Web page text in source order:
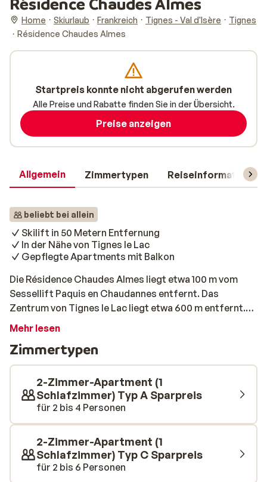
Home Skiurlaub Frankreich Tignes - Val d'Isère
Tignes
Résidence Chaudes Almes
Allgemein Zimmertypen Reiseinformationen
beliebt bei allein
Skilift in 50 Metern Entfernung
In der Nähe von Tignes le Lac
Gepflegte Apartments mit Balkon
Die Résidence Chaudes Almes liegt etwa 100 m vom
Sessellift Paquis en Chaudannes entfernt. Das
Zentrum von Tignes le Lac liegt etwa 600 m entfernt.
Die Résidence bietet verschiedene Arten von
2-Zimmer-Apartments für bis zu 8 Personen. Die
Apartments haben eine Gemeinsamkeit, dass sie alle
ordentlich eingerichtet und mit den notwendigen
Annehmlichkeiten wie einer ordentlichen Küchenzeile
ausgestattet sind.
Mehr lesen
Zimmertypen
2-Zimmer-Apartment (1
Schlafzimmer) Typ A Sparpreis
für 2 bis 4 Personen
2-Zimmer-Apartment (1
Schlafzimmer) Typ C Sparpreis
für 2 bis 6 Personen
Startpreis konnte nicht abgerufen werden
Alle Preise und Rabatte finden Sie in der Übersicht.
Preise anzeigen